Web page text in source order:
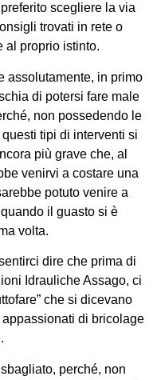
scegliere la via
trovati in rete o
al proprio istinto.
assolutamente, in primo
di potersi fare male
non possedendo le
tipi di interventi si
più grave che, al
venirvi a costare una
potuto venire a
il guasto si è
volta.
dire che prima di
Idrauliche Assago, ci
che si dicevano
di bricolage
perché, non